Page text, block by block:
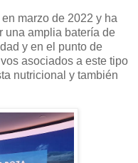
marzo de 2022 y ha
una amplia batería de
y en el punto de
asociados a este tipo
nutricional y también